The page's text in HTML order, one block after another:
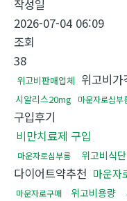
작성일
2026-07-04 06:09
조회
38
위고비판매업체 위고비가
시알리스20mg 마운자로심부
구입후기
비만치료제 구입
마운자로심부름 위고비식단
다이어트약추천 마운자
마운자로구매 위고비용량